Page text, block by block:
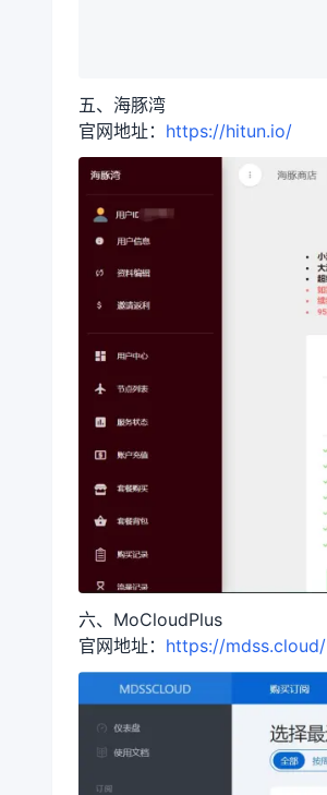
五、海豚湾
官网地址： https://hitun.io/
六、MoCloudPlus
官网地址： https://mdss.cloud/